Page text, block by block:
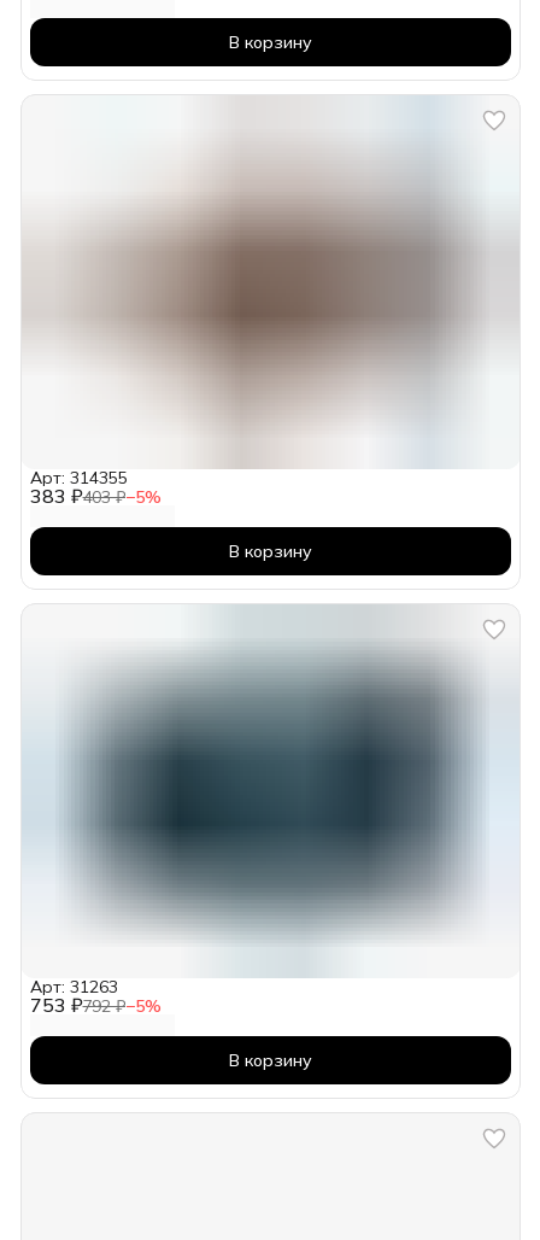
В корзину
383 ₽403 ₽−5%
Арт: 314355
В корзину
753 ₽792 ₽−5%
Арт: 31263
В корзину